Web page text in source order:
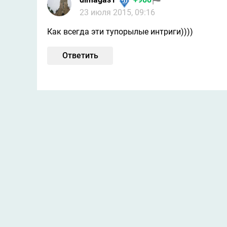
23 июля 2015, 09:16
Как всегда эти тупорылые интриги))))
Ответить